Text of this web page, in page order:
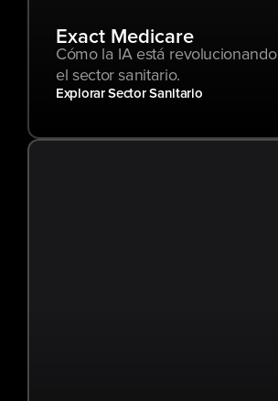
Exact Medicare
Cómo la IA está revolucionando
el sector sanitario.
Explorar Sector Sanitario